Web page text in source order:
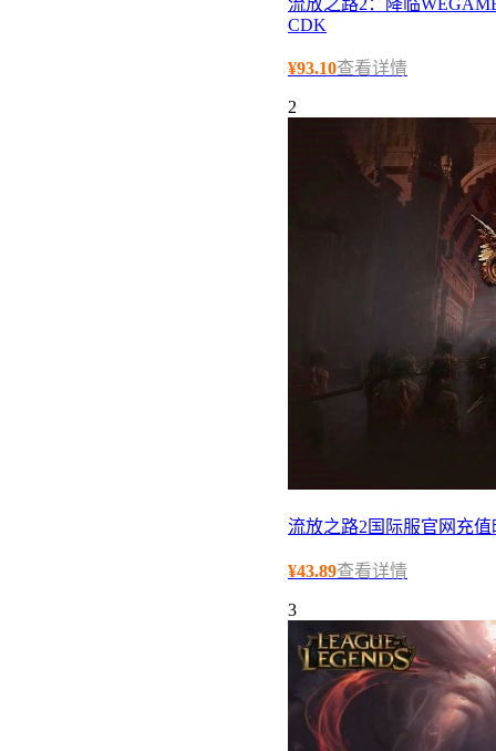
流放之路2：降临
CDK
¥93.10查看详情
2
流放之路2国际服官网充
¥43.89查看详情
3